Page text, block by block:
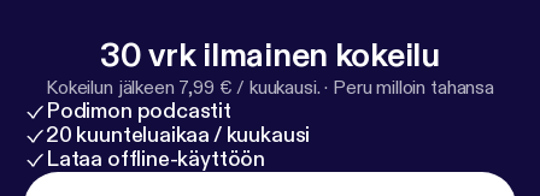
30 vrk ilmainen kokeilu
Kokeilun jälkeen 7,99 € / kuukausi. · Peru milloin tahansa
Podimon podcastit
20 kuunteluaikaa / kuukausi
Lataa offline-käyttöön